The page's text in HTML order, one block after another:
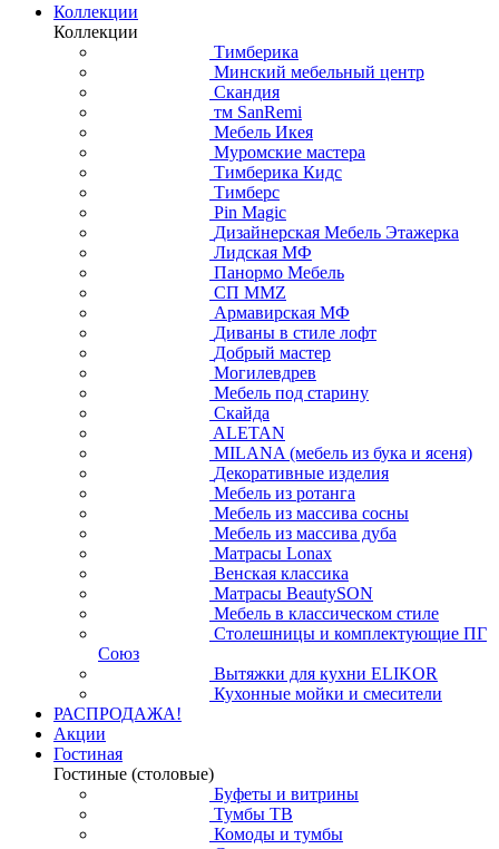
Коллекции
Коллекции
Тимберика
Минский мебельный центр
Скандия
тм SanRemi
Мебель Икея
Муромские мастера
Тимберика Кидс
Тимберс
Pin Magic
Дизайнерская Мебель Этажерка
Лидская МФ
Панормо Мебель
СП ММZ
Армавирская МФ
Диваны в стиле лофт
Добрый мастер
Могилевдрев
Мебель под старину
Скайда
ALETAN
MILANA (мебель из бука и ясеня)
Декоративные изделия
Мебель из ротанга
Мебель из массива сосны
Мебель из массива дуба
Матрасы Lonax
Венская классика
Матрасы BeautySON
Мебель в классическом стиле
Столешницы и комплектующие ПГ
Союз
Вытяжки для кухни ELIKOR
Кухонные мойки и смесители
РАСПРОДАЖА!
Акции
Гостиная
Гостиные (столовые)
Буфеты и витрины
Тумбы ТВ
Комоды и тумбы